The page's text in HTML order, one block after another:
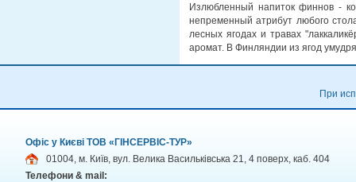
Излюбленный напиток финнов -
непременный атрибут любого
лесных ягодах и травах
аромат. В Финляндии из ягод
При
Офіс у Києві ТОВ «ГІНСЕРВІС-ТУР»
01004, м. Київ, вул. Велика Васильківська 21, 4 поверх, каб. 404
Телефони & mail: